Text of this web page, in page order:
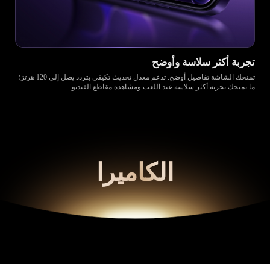
تجربة أكثر سلاسة وأوضح
تمنحك الشاشة تفاصيل أوضح. تدعم معدل تحديث تكيفي بتردد يصل إلى 120 هرتز؛
ما يمنحك تجربة أكثر سلاسة عند اللعب ومشاهدة مقاطع الفيديو.
الكاميرا